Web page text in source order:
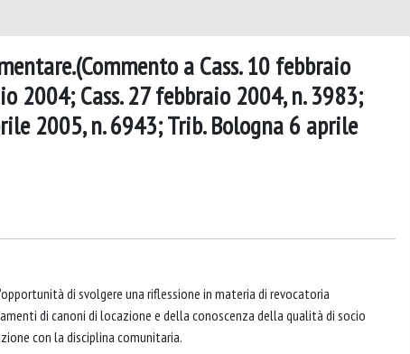
a Cass. 10 febbraio
2004; Cass. 27 febbraio 2004, n. 3983;
2005, n. 6943; Trib. Bologna 6 aprile
di svolgere una riflessione in materia di revocatoria
di canoni di locazione e della conoscenza della qualità di socio
con la disciplina comunitaria.